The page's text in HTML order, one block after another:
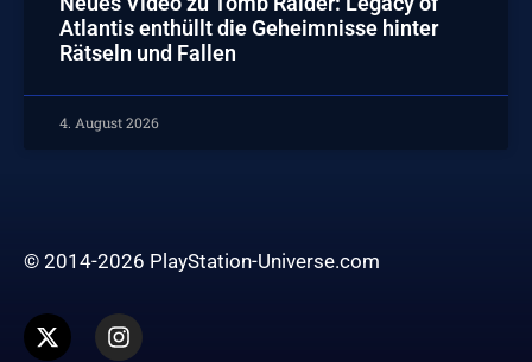
Atlantis enthüllt die Geheimnisse hinter
Rätseln und Fallen
4. August 2026
© 2014-2026 PlayStation-Universe.com